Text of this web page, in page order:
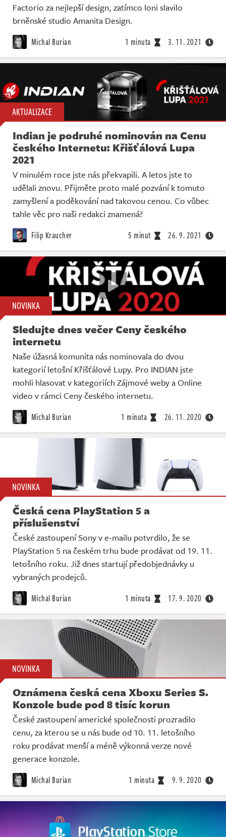
Factorio za nejlepší design, zatímco loni slavilo
brněnské studio Amanita Design.
Michal Burian 1 minuta 3. 11. 2021
AKTUALIZACE
Indian je podruhé nominován na Cenu
českého Internetu: Křišťálová Lupa
2021
V minulém roce jste nás překvapili. A letos jste to
udělali znovu. Přijměte proto malé pozvání k tomuto
zamyšlení a poděkování nad takovou cenou. Co vůbec
tahle věc pro naši redakci znamená?
Filip Kraucher 5 minut 26. 9. 2021
NOVINKA
Sledujte dnes večer Ceny českého
internetu
Naše úžasná komunita nás nominovala do dvou
kategorií letošní Křišťálové Lupy. Pro INDIAN jste
mohli hlasovat v kategoriích Zájmové weby a Online
video v rámci Ceny českého internetu.
Michal Burian 1 minuta 26. 11. 2020
NOVINKA
Česká cena PlayStation 5 a
příslušenství
České zastoupení Sony v e-mailu potvrdilo, že se
PlayStation 5 na českém trhu bude prodávat od 19. 11.
letošního roku. Již dnes startují předobjednávky u
vybraných prodejců.
Michal Burian 1 minuta 17. 9. 2020
NOVINKA
Oznámena česká cena Xboxu Series S.
Konzole bude pod 8 tisíc korun
České zastoupení americké společnosti prozradilo
cenu, za kterou se u nás bude od 10. 11. letošního
roku prodávat menší a méně výkonná verze nové
generace konzole.
Michal Burian 1 minuta 9. 9. 2020